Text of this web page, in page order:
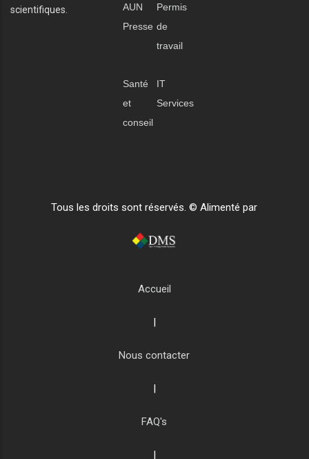
scientifiques.
AUN
Presse
Permis
de
travail
Santé
et
conseil
IT
Services
Tous les droits sont réservés. © Alimenté par
Accueil
Nous contacter
FAQ's